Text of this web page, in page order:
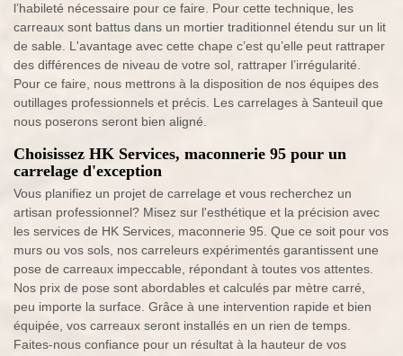
l’habileté nécessaire pour ce faire. Pour cette technique, les
carreaux sont battus dans un mortier traditionnel étendu sur un lit
de sable. L'avantage avec cette chape c’est qu’elle peut rattraper
des différences de niveau de votre sol, rattraper l’irrégularité.
Pour ce faire, nous mettrons à la disposition de nos équipes des
outillages professionnels et précis. Les carrelages à Santeuil que
nous poserons seront bien aligné.
Choisissez HK Services, maconnerie 95 pour un
carrelage d'exception
Vous planifiez un projet de carrelage et vous recherchez un
artisan professionnel? Misez sur l'esthétique et la précision avec
les services de HK Services, maconnerie 95. Que ce soit pour vos
murs ou vos sols, nos carreleurs expérimentés garantissent une
pose de carreaux impeccable, répondant à toutes vos attentes.
Nos prix de pose sont abordables et calculés par mètre carré,
peu importe la surface. Grâce à une intervention rapide et bien
équipée, vos carreaux seront installés en un rien de temps.
Faites-nous confiance pour un résultat à la hauteur de vos